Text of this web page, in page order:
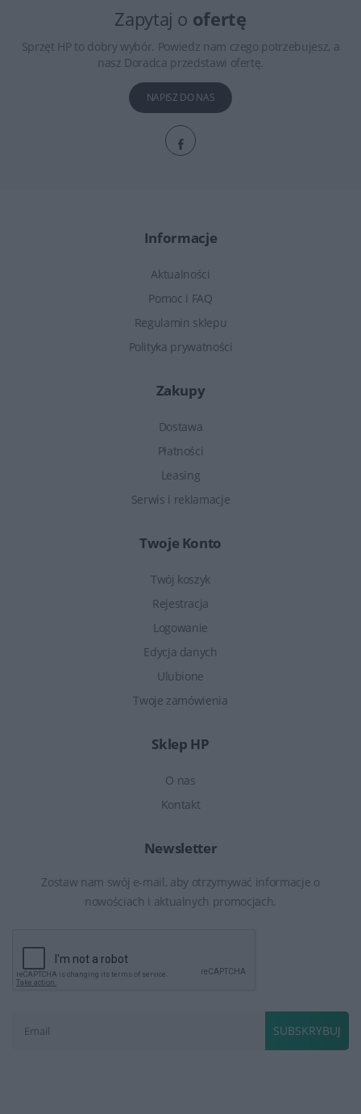
Zapytaj o ofertę
Sprzęt HP to dobry wybór. Powiedz nam czego potrzebujesz, a
nasz Doradca przedstawi ofertę.
NAPISZ DO NAS
Informacje
Aktualności
Pomoc i FAQ
Regulamin sklepu
Polityka prywatności
Zakupy
Dostawa
Płatności
Leasing
Serwis i reklamacje
Twoje Konto
Twój koszyk
Rejestracja
Logowanie
Edycja danych
Ulubione
Twoje zamówienia
Sklep HP
O nas
Kontakt
Newsletter
Zostaw nam swój e-mail, aby otrzymywać informacje o
nowościach i aktualnych promocjach.
SUBSKRYBUJ